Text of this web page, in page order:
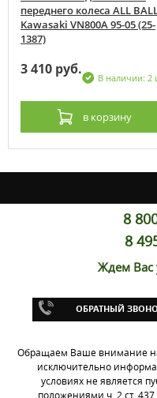
переднего колеса ALL
Kawasaki VN800A 95-05 (25-
1387)
3 410 руб.
В наличии: 2
в корзину
8
8
Ждем Вас
ОБРАТНЫЙ
Обращаем Ваше внимание
исключительно
условиях не является
положениями ч. 2 ст. 437